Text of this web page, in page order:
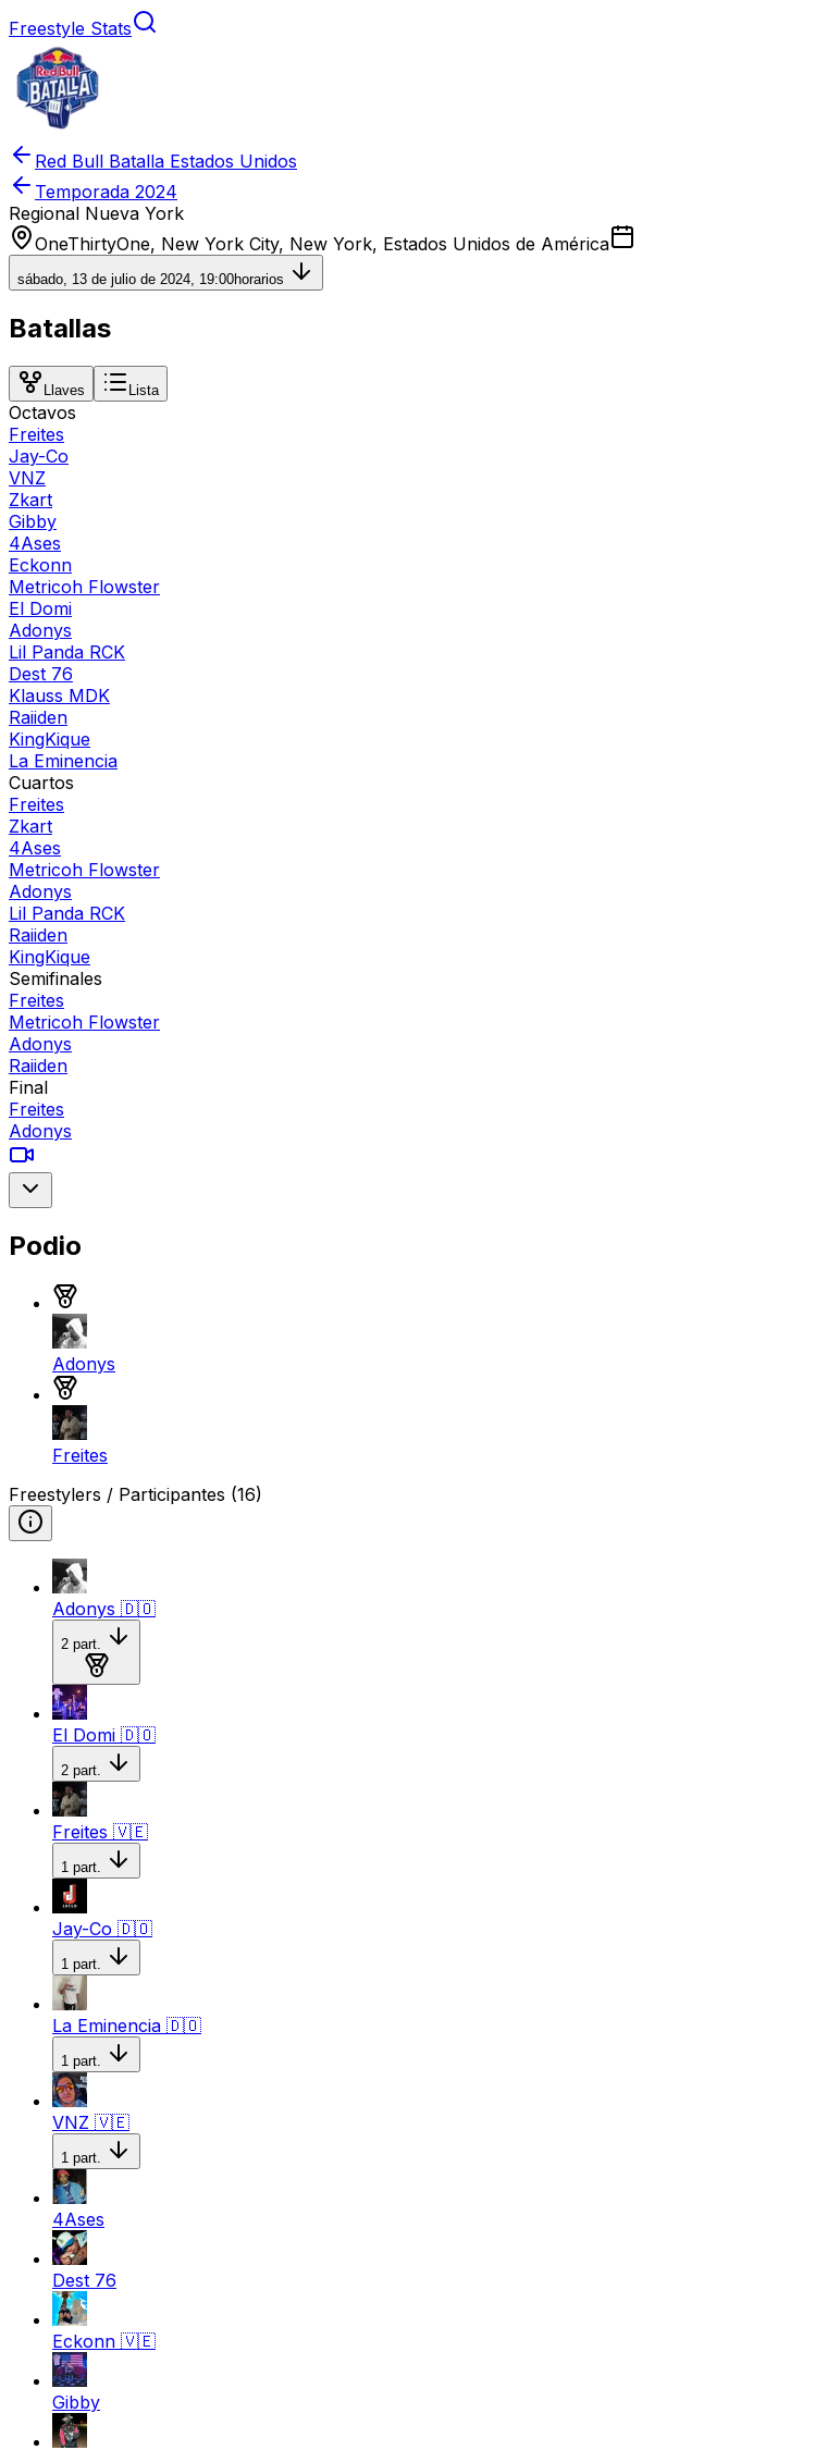
Freestyle Stats
Red Bull Batalla Estados Unidos
Temporada 2024
Regional Nueva York
OneThirtyOne, New York City, New York, Estados Unidos de América
sábado, 13 de julio de 2024, 19:00horarios
Batallas
Llaves Lista
Octavos
Freites
Jay-Co
VNZ
Zkart
Gibby
4Ases
Eckonn
Metricoh Flowster
El Domi
Adonys
Lil Panda RCK
Dest 76
Klauss MDK
Raiiden
KingKique
La Eminencia
Cuartos
Freites
Zkart
4Ases
Metricoh Flowster
Adonys
Lil Panda RCK
Raiiden
KingKique
Semifinales
Freites
Metricoh Flowster
Adonys
Raiiden
Final
Freites
Adonys
Podio
Adonys
Freites
Freestylers / Participantes (16)
Adonys 🇩🇴
2 part.
Medalla de bronce
El Domi 🇩🇴
2 part.
Freites 🇻🇪
1 part.
Jay-Co 🇩🇴
1 part.
La Eminencia 🇩🇴
1 part.
VNZ 🇻🇪
1 part.
4Ases
Dest 76
Eckonn 🇻🇪
Gibby